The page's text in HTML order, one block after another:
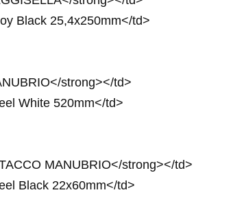
Black 25,4x250mm</td>
strong></td>
White 520mm</td>
MANUBRIO</strong></td>
Black 22x60mm</td>